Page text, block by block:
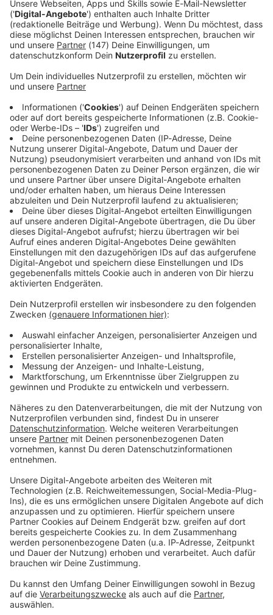
bis heute jeder kennt, wie:
„Mögen hätt’ i schon wollen,
aber dürfen hab i mi ned
getraut.“
08.07.2026 22:00 / 40min
Der Karl Valentin ist der Schreiner aus der Au,
der die deutsche Sprache in ihre Einzelteile
zerlegt hat, mit der Liesl Karlstadt das
legendärste Duo der Kabarett-Geschichte bildete
wie: „Mögen hätt’ i schon wollen, aber dürfen
hab i mi ned getraut.“
08.07.2026 22:00 / 40min
Audiotitel - Servus, Sklave!
Servus, Sklave!
Servus kommt aus dem
Lateinischen und heißt
Sklave oder Diener. In
Bayern ist es eine
umgangssprachliche
Begrüßung. Aber heißt das
jetzt, wir nennen uns
01.07.2026 22:00 / 23min
Servus kommt aus dem Lateinischen und heißt
Sklave oder Diener. In Bayern ist es eine
umgangssprachliche Begrüßung. Aber heißt das
jetzt, wir nennen uns gegenseitig einen Sklaven?
Audiotitel - Die Milzwurst - ein Klassiker
Die Milzwurst - ein
Klassiker
dem Eindruck nach auf
immer mehr Speisekarten
zu lesen: Die Milzwurst.
Erlebt der Klassiker eine
neue Blüte?
24.06.2026 22:00 / 32min
Sie ist gesund, nahrhaft und dem Eindruck nach